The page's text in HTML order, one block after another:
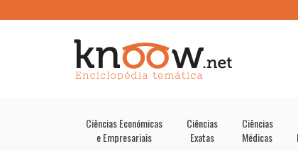
Ciências Económicas
e Empresariais
Ciências
Exatas
Ciências
Médicas